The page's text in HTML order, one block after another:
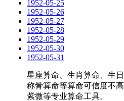
1952-05-25
1952-05-26
1952-05-27
1952-05-28
1952-05-29
1952-05-30
1952-05-31
星座算命、生肖算命、生
称骨算命等算命可信度不
紫微等专业算命工具。